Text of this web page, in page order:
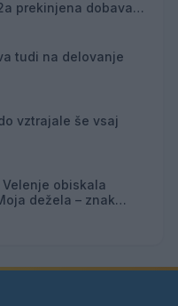
prekinjena dobava
tudi na delovanje
vztrajale še vsaj
obiskala
dežela – znak